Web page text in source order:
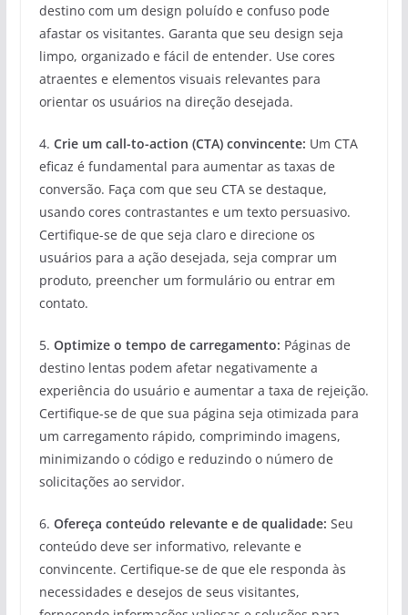
destino com um design poluído e confuso pode
afastar os visitantes. Garanta que seu design seja
limpo, organizado e fácil de entender. Use cores
atraentes e elementos visuais relevantes para
orientar os usuários na direção desejada.
4. Crie um call-to-action (CTA) convincente: Um CTA
eficaz é fundamental para aumentar as taxas de
conversão. Faça com que seu CTA se destaque,
usando cores contrastantes e um texto persuasivo.
Certifique-se de que seja claro e direcione os
usuários para a ação desejada, seja comprar um
produto, preencher um formulário ou entrar em
contato.
5. Optimize o tempo de carregamento: Páginas de
destino lentas podem afetar negativamente a
experiência do usuário e aumentar a taxa de rejeição.
Certifique-se de que sua página seja otimizada para
um carregamento rápido, comprimindo imagens,
minimizando o código e reduzindo o número de
solicitações ao servidor.
6. Ofereça conteúdo relevante e de qualidade: Seu
conteúdo deve ser informativo, relevante e
convincente. Certifique-se de que ele responda às
necessidades e desejos de seus visitantes,